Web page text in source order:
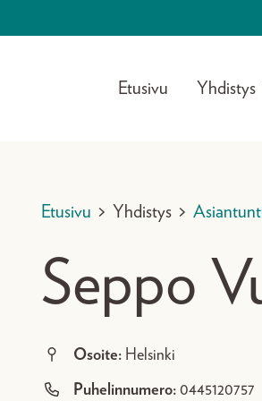
Etusivu Yhdistys
Etusivu > Yhdistys >
Seppo
Osoite: Helsinki
Puhelinnumero: 0445120757